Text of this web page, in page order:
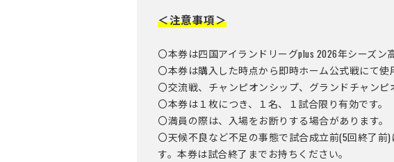
＜注意事項＞
〇本券は四国アイランドリーグplus 2026年シーズン
〇本券は購入した時点から即時ホーム公式戦にて使
〇交流戦、チャンピオンシップ、グランドチャン
〇本券は１枚につき、１名、１試合限り有効です。
〇満員の際は、入場をお断りする場合があります。
〇天候不良など不足の事態で試合成立前(5回終了
す。本券は試合終了までお持ちください。